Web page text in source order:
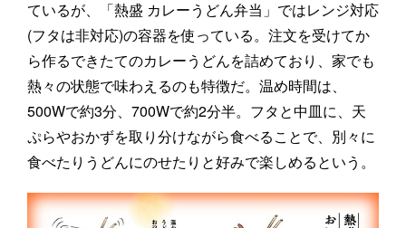
ているが、「熱盛 カレーうどん弁当」ではレンジ対応
(フタは非対応)の容器を使っている。注文を受けてか
ら作るできたてのカレーうどんを詰めており、家でも
熱々の状態で味わえるのも特徴だ。温め時間は、
500Wで約3分、700Wで約2分半。フタと中皿に、天
ぷらやおかずを取り分けながら食べることで、別々に
食べたりうどんにのせたりと好みで楽しめるという。